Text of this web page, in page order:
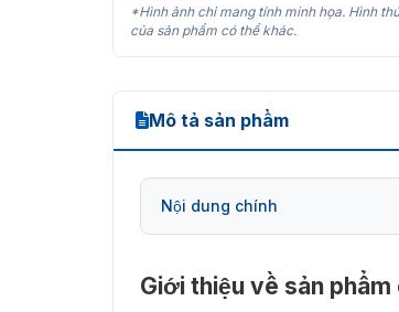
*Hình ảnh chỉ mang tính minh họa. Hình
của sản phẩm có thể khác.
Mô tả sản phẩm
Nội dung chính
Giới thiệu về sản